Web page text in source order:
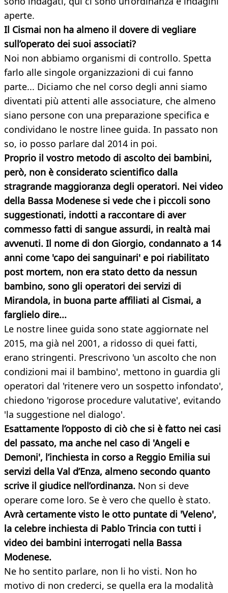
aperte.
Il Cismai non ha almeno il dovere di vegliare
sull’operato dei suoi associati?
Noi non abbiamo organismi di controllo. Spetta
farlo alle singole organizzazioni di cui fanno
parte... Diciamo che nel corso degli anni siamo
diventati più attenti alle associature, che almeno
siano persone con una preparazione specifica e
condividano le nostre linee guida. In passato non
so, io posso parlare dal 2014 in poi.
Proprio il vostro metodo di ascolto dei bambini,
però, non è considerato scientifico dalla
stragrande maggioranza degli operatori. Nei video
della Bassa Modenese si vede che i piccoli sono
suggestionati, indotti a raccontare di aver
commesso fatti di sangue assurdi, in realtà mai
avvenuti. Il nome di don Giorgio, condannato a 14
anni come 'capo dei sanguinari' e poi riabilitato
post mortem, non era stato detto da nessun
bambino, sono gli operatori dei servizi di
Mirandola, in buona parte affiliati al Cismai, a
farglielo dire...
Le nostre linee guida sono state aggiornate nel
2015, ma già nel 2001, a ridosso di quei fatti,
erano stringenti. Prescrivono 'un ascolto che non
condizioni mai il bambino', mettono in guardia gli
operatori dal 'ritenere vero un sospetto infondato',
chiedono 'rigorose procedure valutative', evitando
'la suggestione nel dialogo'.
Esattamente l’opposto di ciò che si è fatto nei casi
del passato, ma anche nel caso di 'Angeli e
Demoni', l’inchiesta in corso a Reggio Emilia sui
servizi della Val d’Enza, almeno secondo quanto
scrive il giudice nell’ordinanza. Non si deve
operare come loro. Se è vero che quello è stato.
Avrà certamente visto le otto puntate di 'Veleno',
la celebre inchiesta di Pablo Trincia con tutti i
video dei bambini interrogati nella Bassa
Modenese.
Ne ho sentito parlare, non li ho visti. Non ho
motivo di non crederci, se quella era la modalità